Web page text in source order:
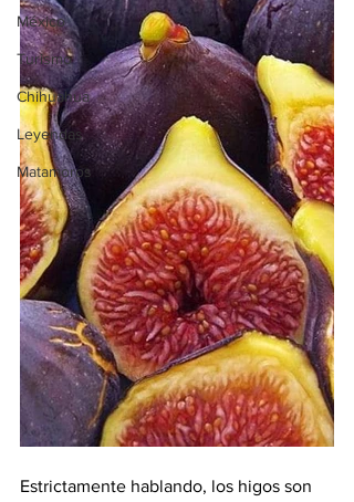
México
Turismo
Chihuahua
Leyendas
Matamoros
Estrictamente hablando, los higos son